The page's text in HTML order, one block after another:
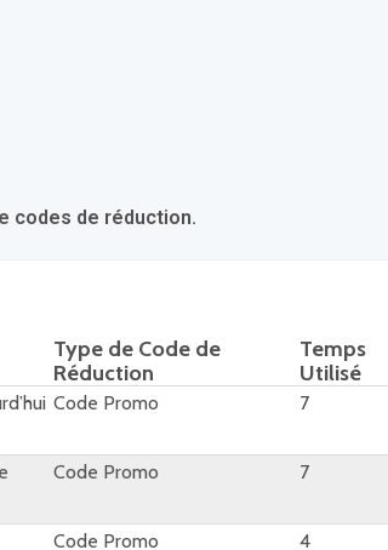
codes de réduction.
Type de Code de
Réduction
Temps
Utilisé
Code Promo 7
Code Promo 7
Code Promo 4